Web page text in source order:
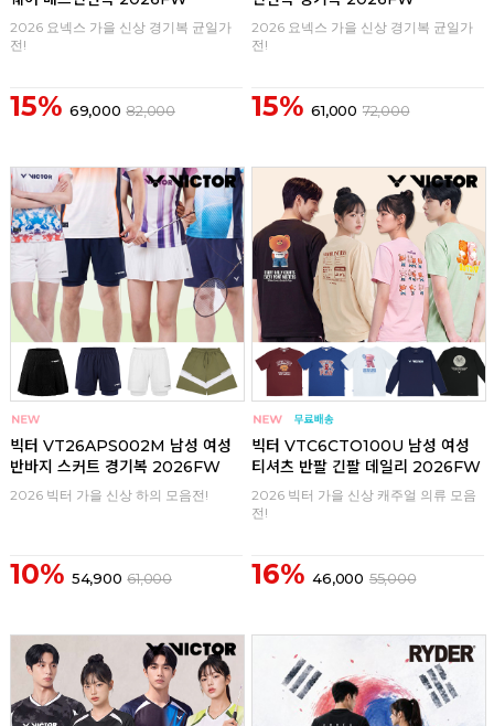
2026 요넥스 가을 신상 경기복 균일가
전!
15% 69,000 82,000
2026 요넥스 가을 신상 경기복 균일가
전!
15% 61,000 72,000
빅터 VT26APS002M 남성 여성
반바지 스커트 경기복 2026FW
2026 빅터 가을 신상 하의 모음전!
10% 54,900 61,000
빅터 VTC6CTO100U 남성 여성
티셔츠 반팔 긴팔 데일리 2026FW
2026 빅터 가을 신상 캐주얼 의류 모음
전!
16% 46,000 55,000